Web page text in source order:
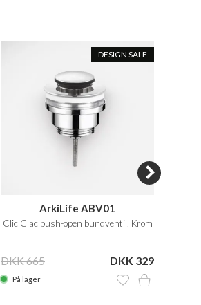
DESIGN SALE
ArkiLife ABV01
Clic Clac push-open bundventil, Krom
DKK 665 DKK 329
På lager